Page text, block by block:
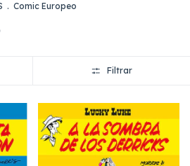
. Comic Europeo
Filtrar